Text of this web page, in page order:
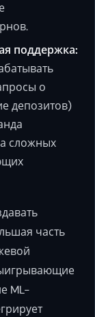
поддержка:
о
депозитов)
сложных
часть
ML-